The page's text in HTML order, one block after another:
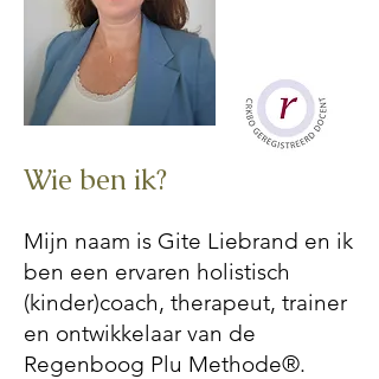
Wie ben ik?
Mijn naam is Gite Liebrand en ik
ben een ervaren holistisch
(kinder)coach, therapeut, trainer
en ontwikkelaar van de
Regenboog Plu Methode®.